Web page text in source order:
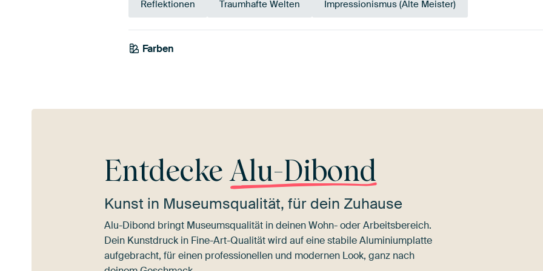
Reflektionen Traumhafte Welten Impressionismus (Alte Meister)
Farben
Blau
EntdeckeAlu-Dibond
Kunst in Museumsqualität, für dein Zuhause
Alu-Dibond bringt Museumsqualität in deinen Wohn- oder Arbeitsbereich.
Dein Kunstdruck in Fine-Art-Qualität wird auf eine stabile Aluminiumplatte
aufgebracht, für einen professionellen und modernen Look, ganz nach